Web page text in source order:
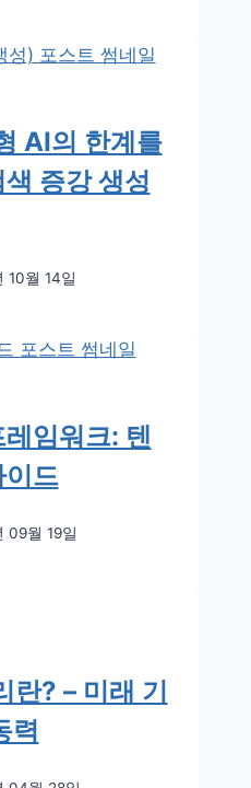
AI의 한계를
증강 생성
10월 14일
임워크: 텐
이드
09월 19일
? – 미래 기
력